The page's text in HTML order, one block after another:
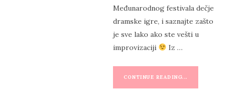
Međunarodnog festivala dečje
dramske igre, i saznajte zašto
je sve lako ako ste vešti u
improvizaciji
Iz …
CONTINUE READING...